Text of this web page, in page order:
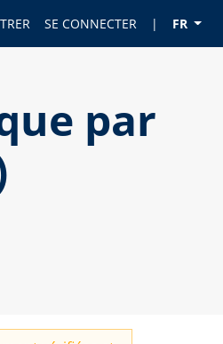
SE CONNECTER | FR
par